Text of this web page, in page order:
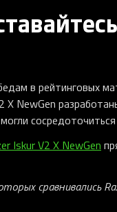
в рейтинговых
X NewGen
сосредоточиться
Iskur V2 X NewGen
сравнивались